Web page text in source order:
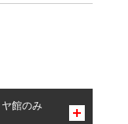
館のみ